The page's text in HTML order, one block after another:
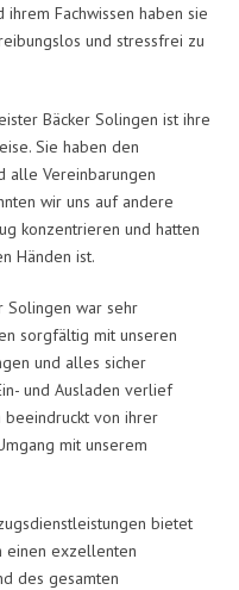
Fachwissen haben sie
und stressfrei zu
Bäcker Solingen ist ihre
Sie haben den
alle Vereinbarungen
wir uns auf andere
konzentrieren und hatten
Händen ist.
Solingen war sehr
sorgfältig mit unseren
und alles sicher
und Ausladen verlief
beeindruckt von ihrer
mit unserem
bietet
einen exzellenten
des gesamten